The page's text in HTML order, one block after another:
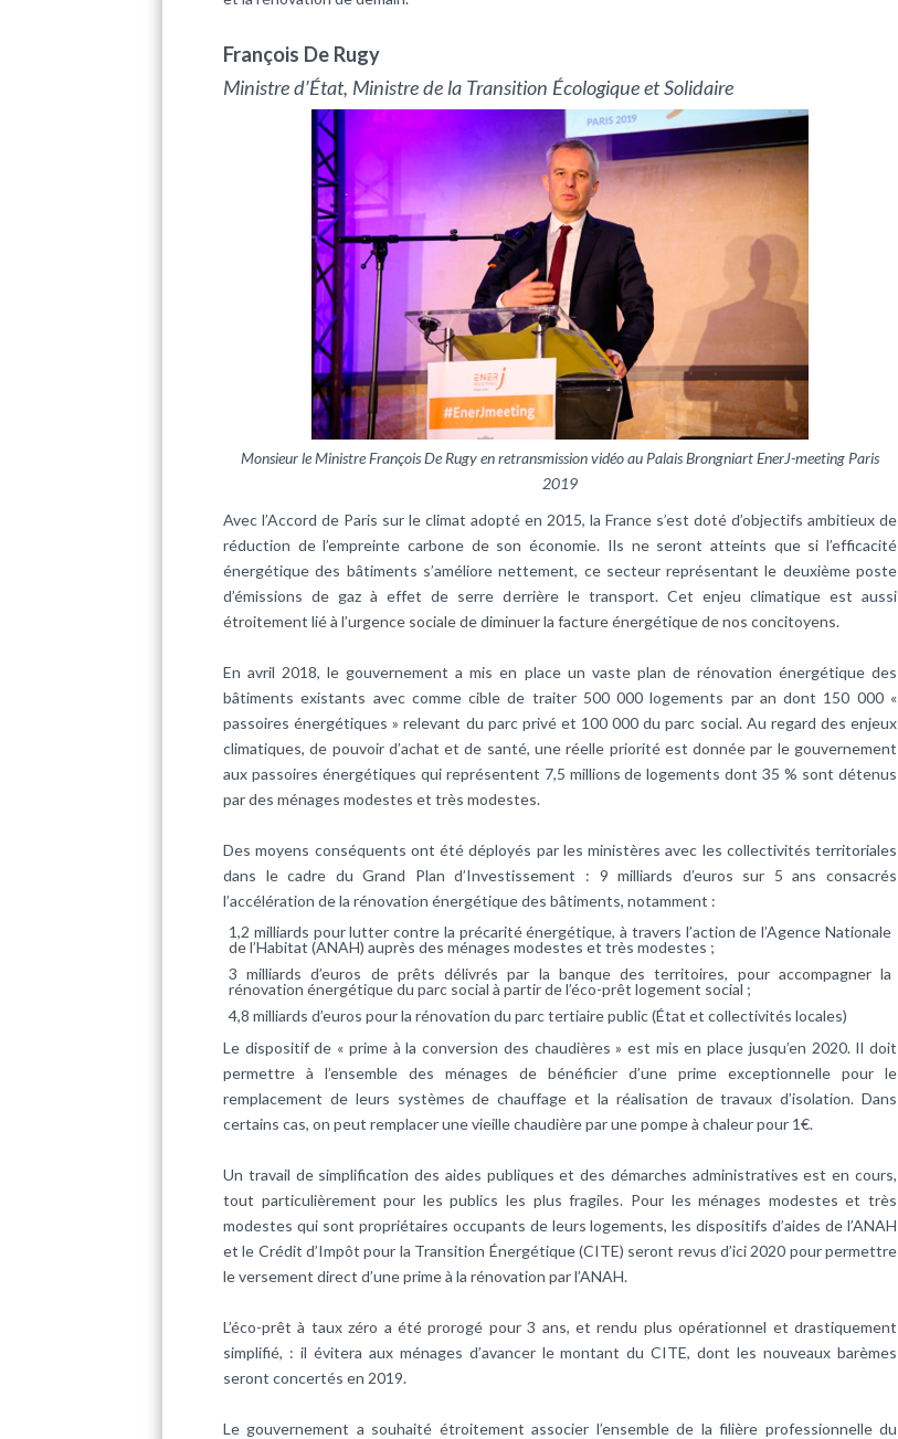
François De Rugy
Ministre d’État, Ministre de la Transition Écologique et Solidaire
Monsieur le Ministre François De Rugy en retransmission vidéo au Palais Brongniart EnerJ-meeting Paris
2019
Avec l’Accord de Paris sur le climat adopté en 2015, la France s’est doté d’objectifs ambitieux de
réduction de l’empreinte carbone de son économie. Ils ne seront atteints que si l’efficacité
énergétique des bâtiments s’améliore nettement, ce secteur représentant le deuxième poste
d’émissions de gaz à effet de serre derrière le transport. Cet enjeu climatique est aussi
étroitement lié à l’urgence sociale de diminuer la facture énergétique de nos concitoyens.
En avril 2018, le gouvernement a mis en place un vaste plan de rénovation énergétique des
bâtiments existants avec comme cible de traiter 500 000 logements par an dont 150 000 «
passoires énergétiques » relevant du parc privé et 100 000 du parc social. Au regard des enjeux
climatiques, de pouvoir d’achat et de santé, une réelle priorité est donnée par le gouvernement
aux passoires énergétiques qui représentent 7,5 millions de logements dont 35 % sont détenus
par des ménages modestes et très modestes.
Des moyens conséquents ont été déployés par les ministères avec les collectivités territoriales
dans le cadre du Grand Plan d’Investissement : 9 milliards d’euros sur 5 ans consacrés
l’accélération de la rénovation énergétique des bâtiments, notamment :
1,2 milliards pour lutter contre la précarité énergétique, à travers l’action de l’Agence Nationale
de l’Habitat (ANAH) auprès des ménages modestes et très modestes ;
3 milliards d’euros de prêts délivrés par la banque des territoires, pour accompagner la
rénovation énergétique du parc social à partir de l’éco-prêt logement social ;
4,8 milliards d’euros pour la rénovation du parc tertiaire public (État et collectivités locales)
Le dispositif de « prime à la conversion des chaudières » est mis en place jusqu’en 2020. Il doit
permettre à l’ensemble des ménages de bénéficier d’une prime exceptionnelle pour le
remplacement de leurs systèmes de chauffage et la réalisation de travaux d’isolation. Dans
certains cas, on peut remplacer une vieille chaudière par une pompe à chaleur pour 1€.
Un travail de simplification des aides publiques et des démarches administratives est en cours,
tout particulièrement pour les publics les plus fragiles. Pour les ménages modestes et très
modestes qui sont propriétaires occupants de leurs logements, les dispositifs d’aides de l’ANAH
et le Crédit d’Impôt pour la Transition Énergétique (CITE) seront revus d’ici 2020 pour permettre
le versement direct d’une prime à la rénovation par l’ANAH.
L’éco-prêt à taux zéro a été prorogé pour 3 ans, et rendu plus opérationnel et drastiquement
simplifié, : il évitera aux ménages d’avancer le montant du CITE, dont les nouveaux barèmes
seront concertés en 2019.
Le gouvernement a souhaité étroitement associer l’ensemble de la filière professionnelle du